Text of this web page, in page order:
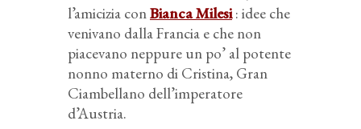
l’amicizia conBianca Milesi: idee che
venivano dalla Francia e che non
piacevano neppure un po’ al potente
nonno materno di Cristina, Gran
Ciambellano dell’imperatore
d’Austria.